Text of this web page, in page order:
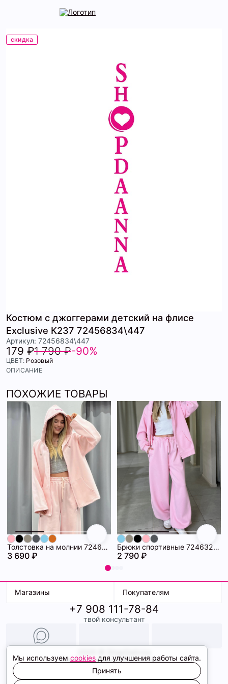
скидка
Костюм с джоггерами детский на флисе
Exclusive К237 72456834\447
Артикул: 72456834\447
179 ₽1 790 ₽-90%
ЦВЕТ: Розовый
ОПИСАНИЕ
ПОХОЖИЕ ТОВАРЫ
Толстовка на молнии 72463280\445
3 690 ₽
Брюки спортивные 72463279\445
2 790 ₽
Магазины
ТК Терминал
ТРК Континент
Покупателям
Доставка
Условия оплаты
Образы
+7 908 111-78-84
твой консультант
Политика конфиденциальности
Соглашение cookie
Сайт создали
Мы используем cookies для улучшения работы сайта.
Принять